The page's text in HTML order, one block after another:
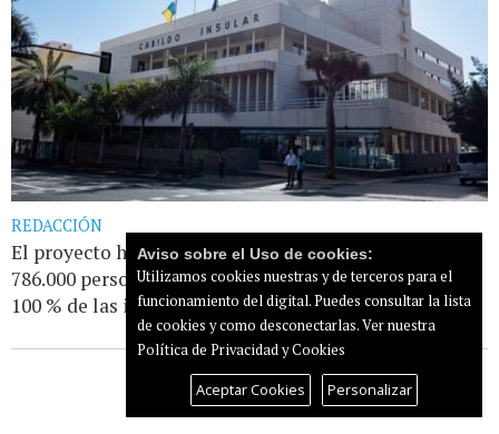
REDACCIÓN
El proyecto ha depurado la información de más de
786.000 personas y 363.598 viviendas Ha resuelto el
100 % de las incidencias detectadas por [...]Leer más...
Aviso sobre el Uso de cookies:
Utilizamos cookies nuestras y de terceros para el
funcionamiento del digital. Puedes consultar la lista
de cookies y como desconectarlas.Ver nuestra
Política de Privacidad y Cookies
Aceptar Cookies Personalizar